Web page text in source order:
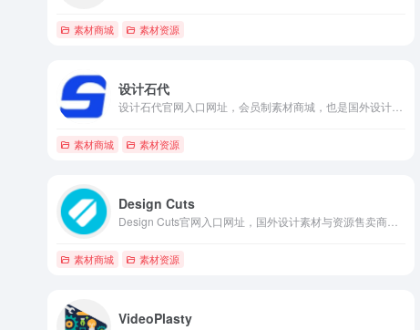
素材商城 素材资源
设计石代
素材商城 素材资源
Design Cuts
素材商城 素材资源
VideoPlasty